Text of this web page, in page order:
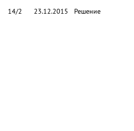
14/2 23.12.2015 Решение